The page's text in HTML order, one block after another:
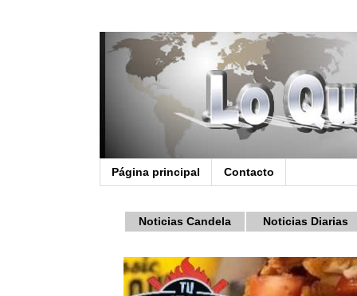
Página principal Contacto
Noticias Candela Noticias Diarias